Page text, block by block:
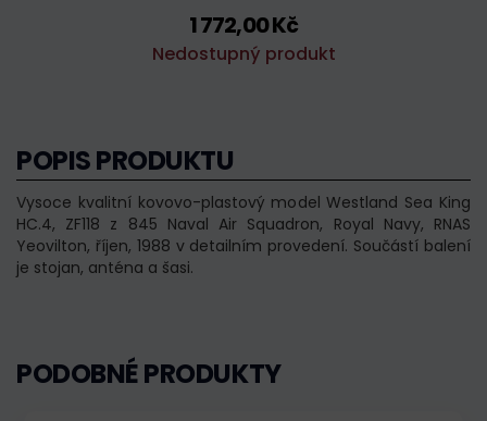
1 772,00 Kč
Nedostupný produkt
POPIS PRODUKTU
Vysoce kvalitní kovovo-plastový model Westland Sea King
HC.4, ZF118 z 845 Naval Air Squadron, Royal Navy, RNAS
Yeovilton, říjen, 1988 v detailním provedení. Součástí balení
je stojan, anténa a šasi.
PODOBNÉ PRODUKTY